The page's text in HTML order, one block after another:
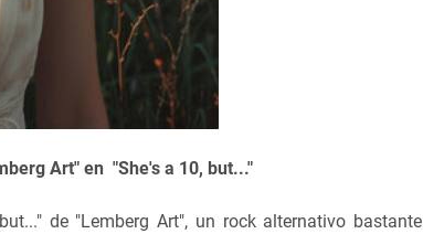
Art" en "She's a 10, but..."
de "Lemberg Art", un rock alternativo bastante